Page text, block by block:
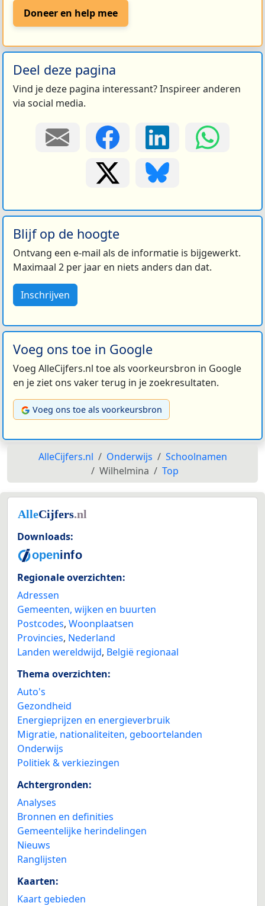
Doneer en help mee
Deel deze pagina
Vind je deze pagina interessant? Inspireer anderen
via social media.
Blijf op de hoogte
Ontvang een e-mail als de informatie is bijgewerkt.
Maximaal 2 per jaar en niets anders dan dat.
Inschrijven
Voeg ons toe in Google
Voeg AlleCijfers.nl toe als voorkeursbron in Google
en je ziet ons vaker terug in je zoekresultaten.
Voeg ons toe als voorkeursbron
AlleCijfers.nl Onderwijs
Schoolnamen
Wilhelmina
Top
Downloads:
Regionale overzichten:
Adressen
Gemeenten, wijken en buurten
Postcodes, Woonplaatsen
Provincies, Nederland
Landen wereldwijd, België regionaal
Thema overzichten:
Auto's
Gezondheid
Energieprijzen en energieverbruik
Migratie, nationaliteiten, geboortelanden
Onderwijs
Politiek & verkiezingen
Achtergronden:
Analyses
Bronnen en definities
Gemeentelijke herindelingen
Nieuws
Ranglijsten
Kaarten:
Kaart gebieden